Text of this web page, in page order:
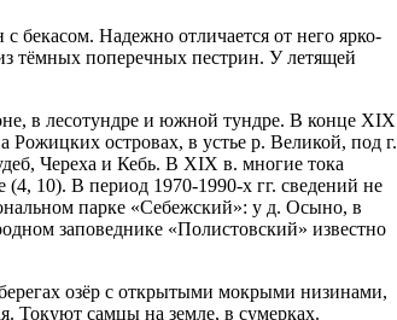
бекасом. Надежно отлича­ется от него ярко-
тёмных попереч­ных пестрин. У летящей
в лесотундре и южной тундре. В конце XIX
островах, в устье р. Великой, под г.
Череха и Кебь. В XIX в. многие тока
(4, 10). В период 1970-1990-х гг. сведений не
парке «Себежский»: у д. Осыно, в
заповеднике «Полистовский» известно
озёр с открытыми мокрыми низинами,
Токуют сам­цы на земле, в сумерках.